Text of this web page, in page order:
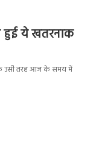
हुई ये खतरनाक
उसी तरह आज के समय में